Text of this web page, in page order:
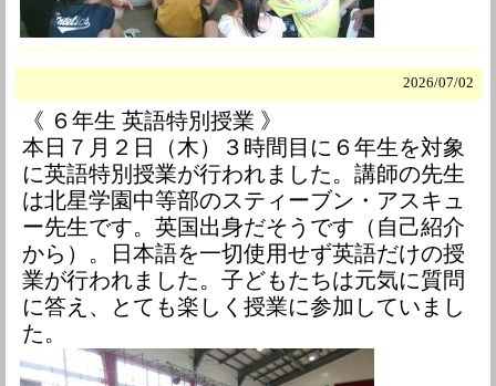
2026/07/02
《 ６年生 英語特別授業 》
本日７月２日（木）３時間目に６年生を対象
に英語特別授業が行われました。講師の先生
は北星学園中等部のスティーブン・アスキュ
ー先生です。英国出身だそうです（自己紹介
から）。日本語を一切使用せず英語だけの授
業が行われました。子どもたちは元気に質問
に答え、とても楽しく授業に参加していまし
た。